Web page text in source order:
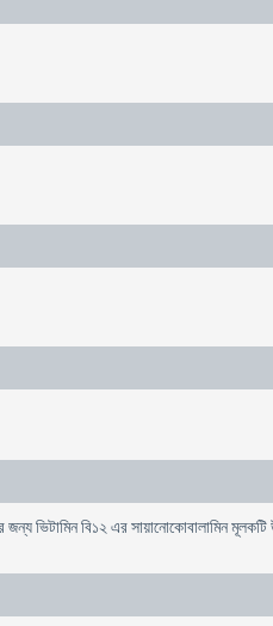
জন্য ভিটামিন বি১২ এর সায়ানোকোবালামিন